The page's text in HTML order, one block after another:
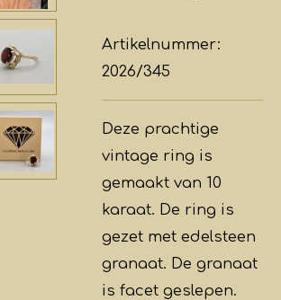
Artikelnummer:
2026/345
Deze prachtige
vintage ring is
gemaakt van 10
karaat. De ring is
gezet met edelsteen
granaat. De granaat
is facet geslepen.